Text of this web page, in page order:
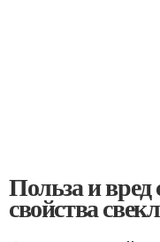
Польза и
свойства